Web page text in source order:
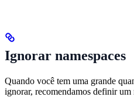
Ignorar namespaces
Quando você tem uma grande
ignorar, recomendamos definir um